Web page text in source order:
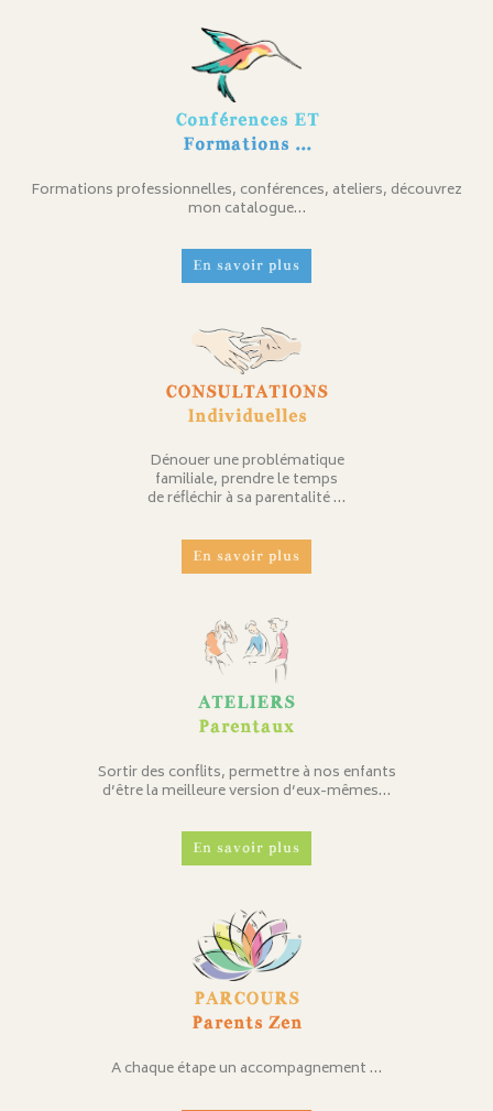
Conférences ET
Formations ...
Formations professionnelles, conférences, ateliers, découvrez
mon catalogue…
En savoir plus
CONSULTATIONS
Individuelles
Dénouer une problématique
familiale, prendre le temps
de réfléchir à sa parentalité …
En savoir plus
ATELIERS
Parentaux
Sortir des conflits, permettre à nos enfants
d’être la meilleure version d’eux-mêmes…
En savoir plus
PARCOURS
Parents Zen
A chaque étape un accompagnement …